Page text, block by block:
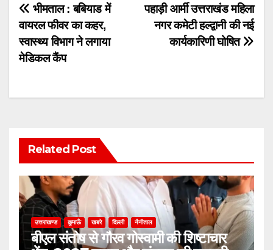
Post
navigation
पहाड़ी आर्मी उत्तराखंड महिला
नगर कमेटी हल्द्वानी की नई
कार्यकारिणी घोषित
भीमताल : बबियाड में
वायरल फीवर का कहर,
स्वास्थ्य विभाग ने लगाया
मेडिकल कैंप
Related Post
उत्तराखण्ड कुमाऊँ खबरे दिल्ली नैनीताल
बीएल संतोष से गौरव गोस्वामी की शिष्टाचार